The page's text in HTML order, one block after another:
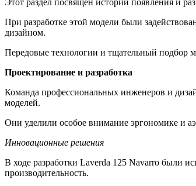
При разработке этой модели были
дизайном.
Передовые технологии и тщательный подбор
Проектирование и разработка
Команда профессиональных инженеров и
моделей.
Они уделили особое внимание эргономике и
Инновационные решения
В ходе разработки Laverda 125 Navarro были
производительность.